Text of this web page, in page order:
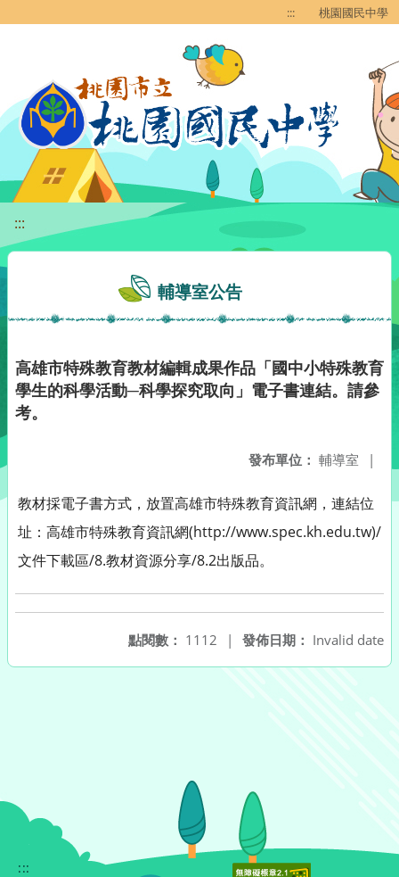
::: 桃園國民中學
:::
輔導室公告
高雄市特殊教育教材編輯成果作品「國中小特殊教育
學生的科學活動─科學探究取向」電子書連結。請參
考。
發布單位： 輔導室 |
教材採電子書方式，放置高雄市特殊教育資訊網，連結位
址：高雄市特殊教育資訊網(http://www.spec.kh.edu.tw)/
文件下載區/8.教材資源分享/8.2出版品。
發佈日期： Invalid date
點閱數： 1112 |
:::